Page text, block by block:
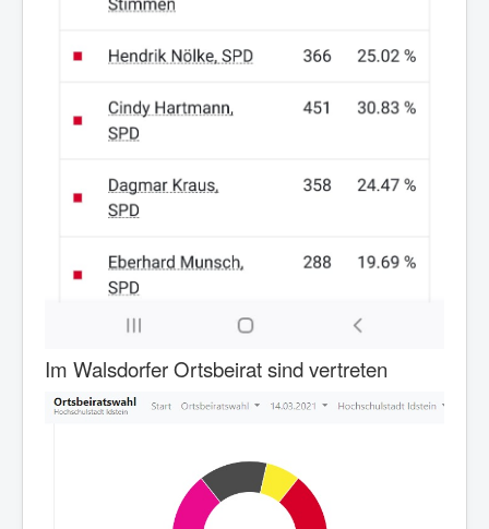
Im Walsdorfer Ortsbeirat sind vertreten